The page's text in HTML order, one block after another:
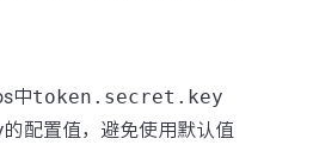
中token.secret.key
的配置值，避免使用默认值